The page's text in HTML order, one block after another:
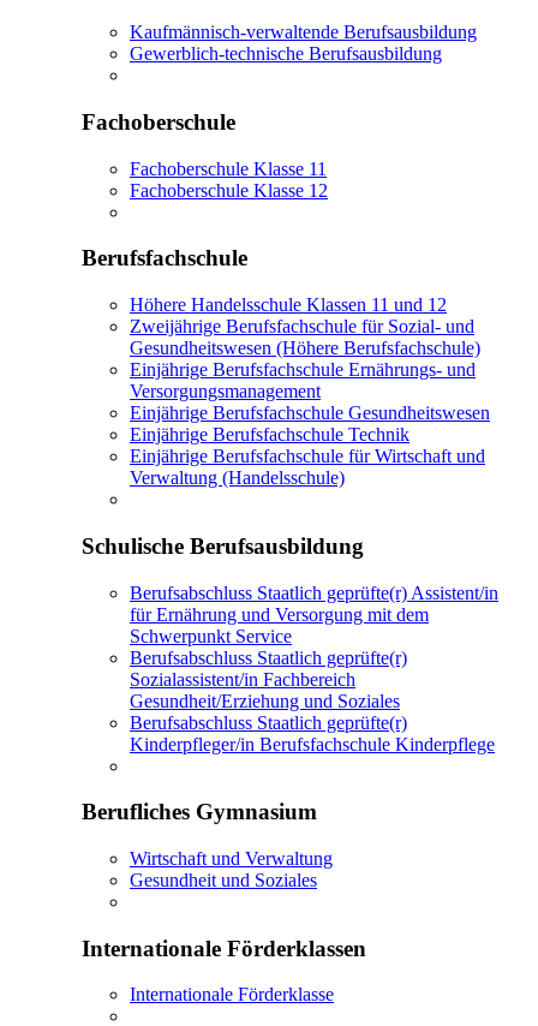
Kaufmännisch-verwaltende Berufsausbildung
Gewerblich-technische Berufsausbildung
Fachoberschule
Fachoberschule Klasse 11
Fachoberschule Klasse 12
Berufsfachschule
Höhere Handelsschule Klassen 11 und 12
Zweijährige Berufsfachschule für Sozial- und
Gesundheitswesen (Höhere Berufsfachschule)
Einjährige Berufsfachschule Ernährungs- und
Versorgungsmanagement
Einjährige Berufsfachschule Gesundheitswesen
Einjährige Berufsfachschule Technik
Einjährige Berufsfachschule für Wirtschaft und
Verwaltung (Handelsschule)
Schulische Berufsausbildung
Berufsabschluss Staatlich geprüfte(r) Assistent/in
für Ernährung und Versorgung mit dem
Schwerpunkt Service
Berufsabschluss Staatlich geprüfte(r)
Sozialassistent/in Fachbereich
Gesundheit/Erziehung und Soziales
Berufsabschluss Staatlich geprüfte(r)
Kinderpfleger/in Berufsfachschule Kinderpflege
Berufliches Gymnasium
Wirtschaft und Verwaltung
Gesundheit und Soziales
Internationale Förderklassen
Internationale Förderklasse